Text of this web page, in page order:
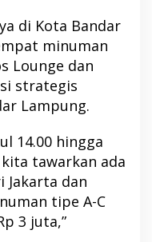
di Kota Bandar
minuman
Lounge dan
strategis
Lampung.
14.00 hingga
tawarkan ada
Jakarta dan
tipe A-C
3 juta,”